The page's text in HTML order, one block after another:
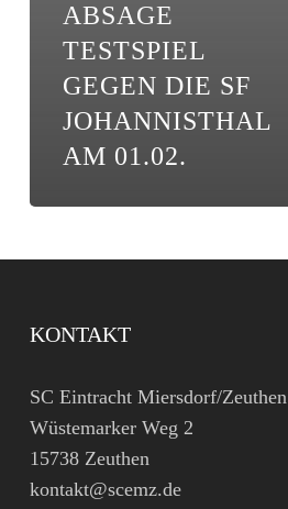
ABSAGE
TESTSPIEL
GEGEN DIE SF
JOHANNISTHAL
AM 01.02.
KONTAKT
SC Eintracht Miersdorf/Zeuthen
Wüstemarker Weg 2
15738 Zeuthen
kontakt@scemz.de